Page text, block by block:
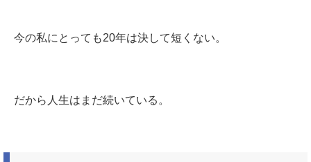
今の私にとっても20年は決して短くない。
だから人生はまだ続いている。